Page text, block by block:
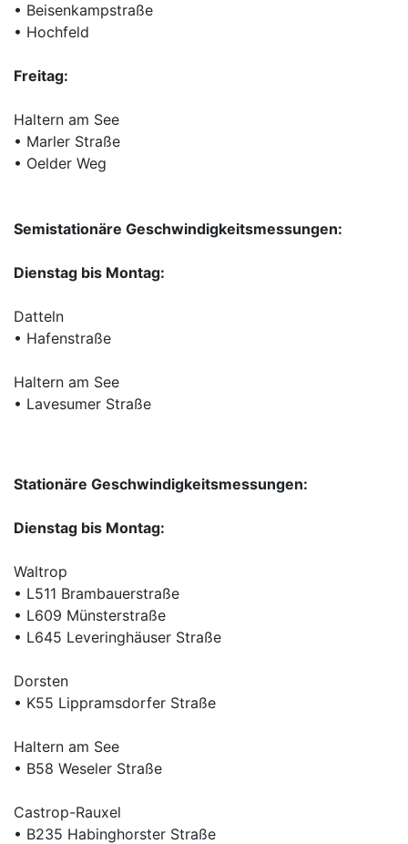
• Beisenkampstraße
• Hochfeld
Freitag:
Haltern am See
• Marler Straße
• Oelder Weg
Semistationäre Geschwindigkeitsmessungen:
Dienstag bis Montag:
Datteln
• Hafenstraße
Haltern am See
• Lavesumer Straße
Stationäre Geschwindigkeitsmessungen:
Dienstag bis Montag:
Waltrop
• L511 Brambauerstraße
• L609 Münsterstraße
• L645 Leveringhäuser Straße
Dorsten
• K55 Lippramsdorfer Straße
Haltern am See
• B58 Weseler Straße
Castrop-Rauxel
• B235 Habinghorster Straße